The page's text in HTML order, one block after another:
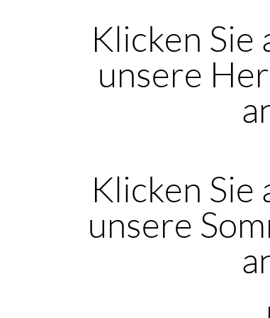
Klicken Sie
unsere
Klicken Sie
unsere